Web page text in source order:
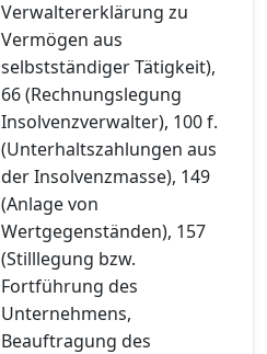
Verwaltererklärung zu
Vermögen aus
selbstständiger Tätigkeit),
66 (Rechnungslegung
Insolvenzverwalter), 100 f.
(Unterhaltszahlungen aus
der Insolvenzmasse), 149
(Anlage von
Wertgegenständen), 157
(Stilllegung bzw.
Fortführung des
Unternehmens,
Beauftragung des